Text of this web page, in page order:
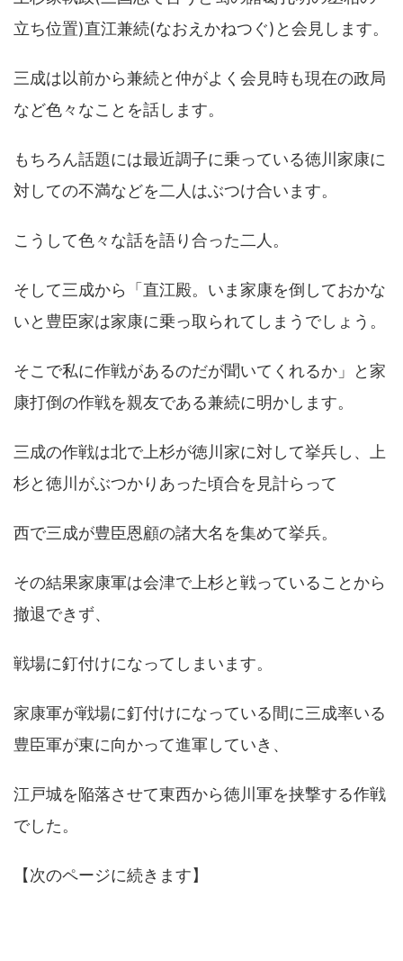
立ち位置)直江兼続(なおえかねつぐ)と会見します。
三成は以前から兼続と仲がよく会見時も現在の政局
など色々なことを話します。
もちろん話題には最近調子に乗っている徳川家康に
対しての不満などを二人はぶつけ合います。
こうして色々な話を語り合った二人。
そして三成から「直江殿。いま家康を倒しておかな
いと豊臣家は家康に乗っ取られてしまうでしょう。
そこで私に作戦があるのだが聞いてくれるか」と家
康打倒の作戦を親友である兼続に明かします。
三成の作戦は北で上杉が徳川家に対して挙兵し、上
杉と徳川がぶつかりあった頃合を見計らって
西で三成が豊臣恩顧の諸大名を集めて挙兵。
その結果家康軍は会津で上杉と戦っていることから
撤退できず、
戦場に釘付けになってしまいます。
家康軍が戦場に釘付けになっている間に三成率いる
豊臣軍が東に向かって進軍していき、
江戸城を陥落させて東西から徳川軍を挟撃する作戦
でした。
【次のページに続きます】